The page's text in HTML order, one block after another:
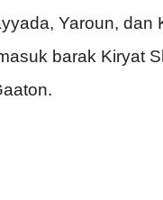
Yaroun, dan
barak Kiryat